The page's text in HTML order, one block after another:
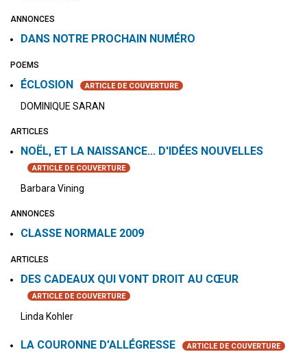
ANNONCES
DANS NOTRE PROCHAIN NUMÉRO
POEMS
ÉCLOSION ARTICLE DE COUVERTURE
DOMINIQUE SARAN
ARTICLES
NOËL, ET LA NAISSANCE... D'IDÉES NOUVELLES
ARTICLE DE COUVERTURE
Barbara Vining
ANNONCES
CLASSE NORMALE 2009
ARTICLES
DES CADEAUX QUI VONT DROIT AU CŒUR
ARTICLE DE COUVERTURE
Linda Kohler
LA COURONNE D’ALLÉGRESSE ARTICLE DE COUVERTURE